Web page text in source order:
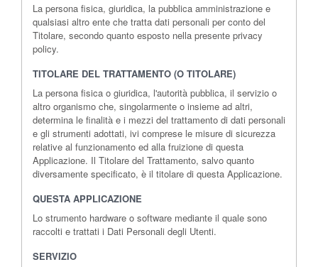
La persona fisica, giuridica, la pubblica amministrazione e
qualsiasi altro ente che tratta dati personali per conto del
Titolare, secondo quanto esposto nella presente privacy
policy.
TITOLARE DEL TRATTAMENTO (O TITOLARE)
La persona fisica o giuridica, l'autorità pubblica, il servizio o
altro organismo che, singolarmente o insieme ad altri,
determina le finalità e i mezzi del trattamento di dati personali
e gli strumenti adottati, ivi comprese le misure di sicurezza
relative al funzionamento ed alla fruizione di questa
Applicazione. Il Titolare del Trattamento, salvo quanto
diversamente specificato, è il titolare di questa Applicazione.
QUESTA APPLICAZIONE
Lo strumento hardware o software mediante il quale sono
raccolti e trattati i Dati Personali degli Utenti.
SERVIZIO